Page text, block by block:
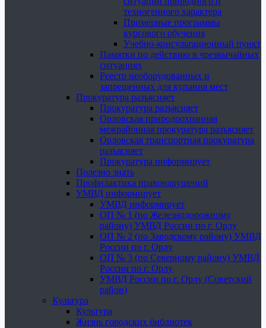
техногенного характера
Примерные программы
курсового обучения
Учебно-консультационный пункт
Памятки по действию в чрезвычайных
ситуациях
Реестр необорудованных и
запрещенных для купания мест
Прокуратура разъясняет
Прокуратура разъясняет
Орловская природоохранная
межрайонная прокуратура разъясняет
Орловская транспортная прокуратура
разъясняет
Прокуратура информирует
Полезно знать
Профилактика правонарушений
УМВД информирует
УМВД информирует
ОП № 1 (по Железнодорожному
району) УМВД России по г. Орлу
ОП № 2 (по Заводскому району) УМВД
России по г. Орлу
ОП № 3 (по Северному району) УМВД
России по г. Орлу
УМВД России по г. Орлу (Советский
район)
Культура
Культура
Жизнь городских библиотек